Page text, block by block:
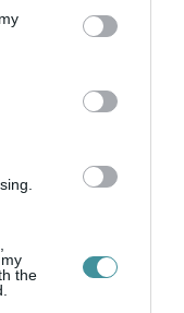
You may click to
party tags to
in below Google
the
kövessen
Hírek oldalán!